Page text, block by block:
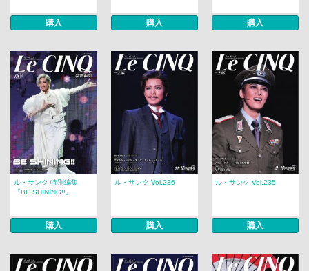
購入 購入 購入
ル・サンク 特別編集
『BE SHINING!!』
購入
ル・サンク Vol.236
購入
ル・サンク Vol.235
購入